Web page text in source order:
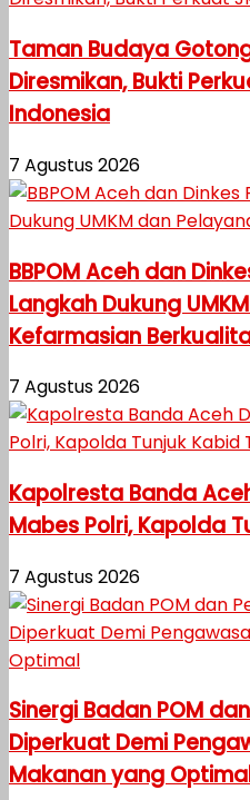
Taman Budaya
Diresmikan, Bukti
Indonesia
7 Agustus 2026
BBPOM Aceh dan
Langkah Dukung
Kefarmasian
7 Agustus 2026
Kapolresta Banda
Mabes Polri, Kapolda
7 Agustus 2026
Sinergi Badan POM
Diperkuat Demi
Makanan yang